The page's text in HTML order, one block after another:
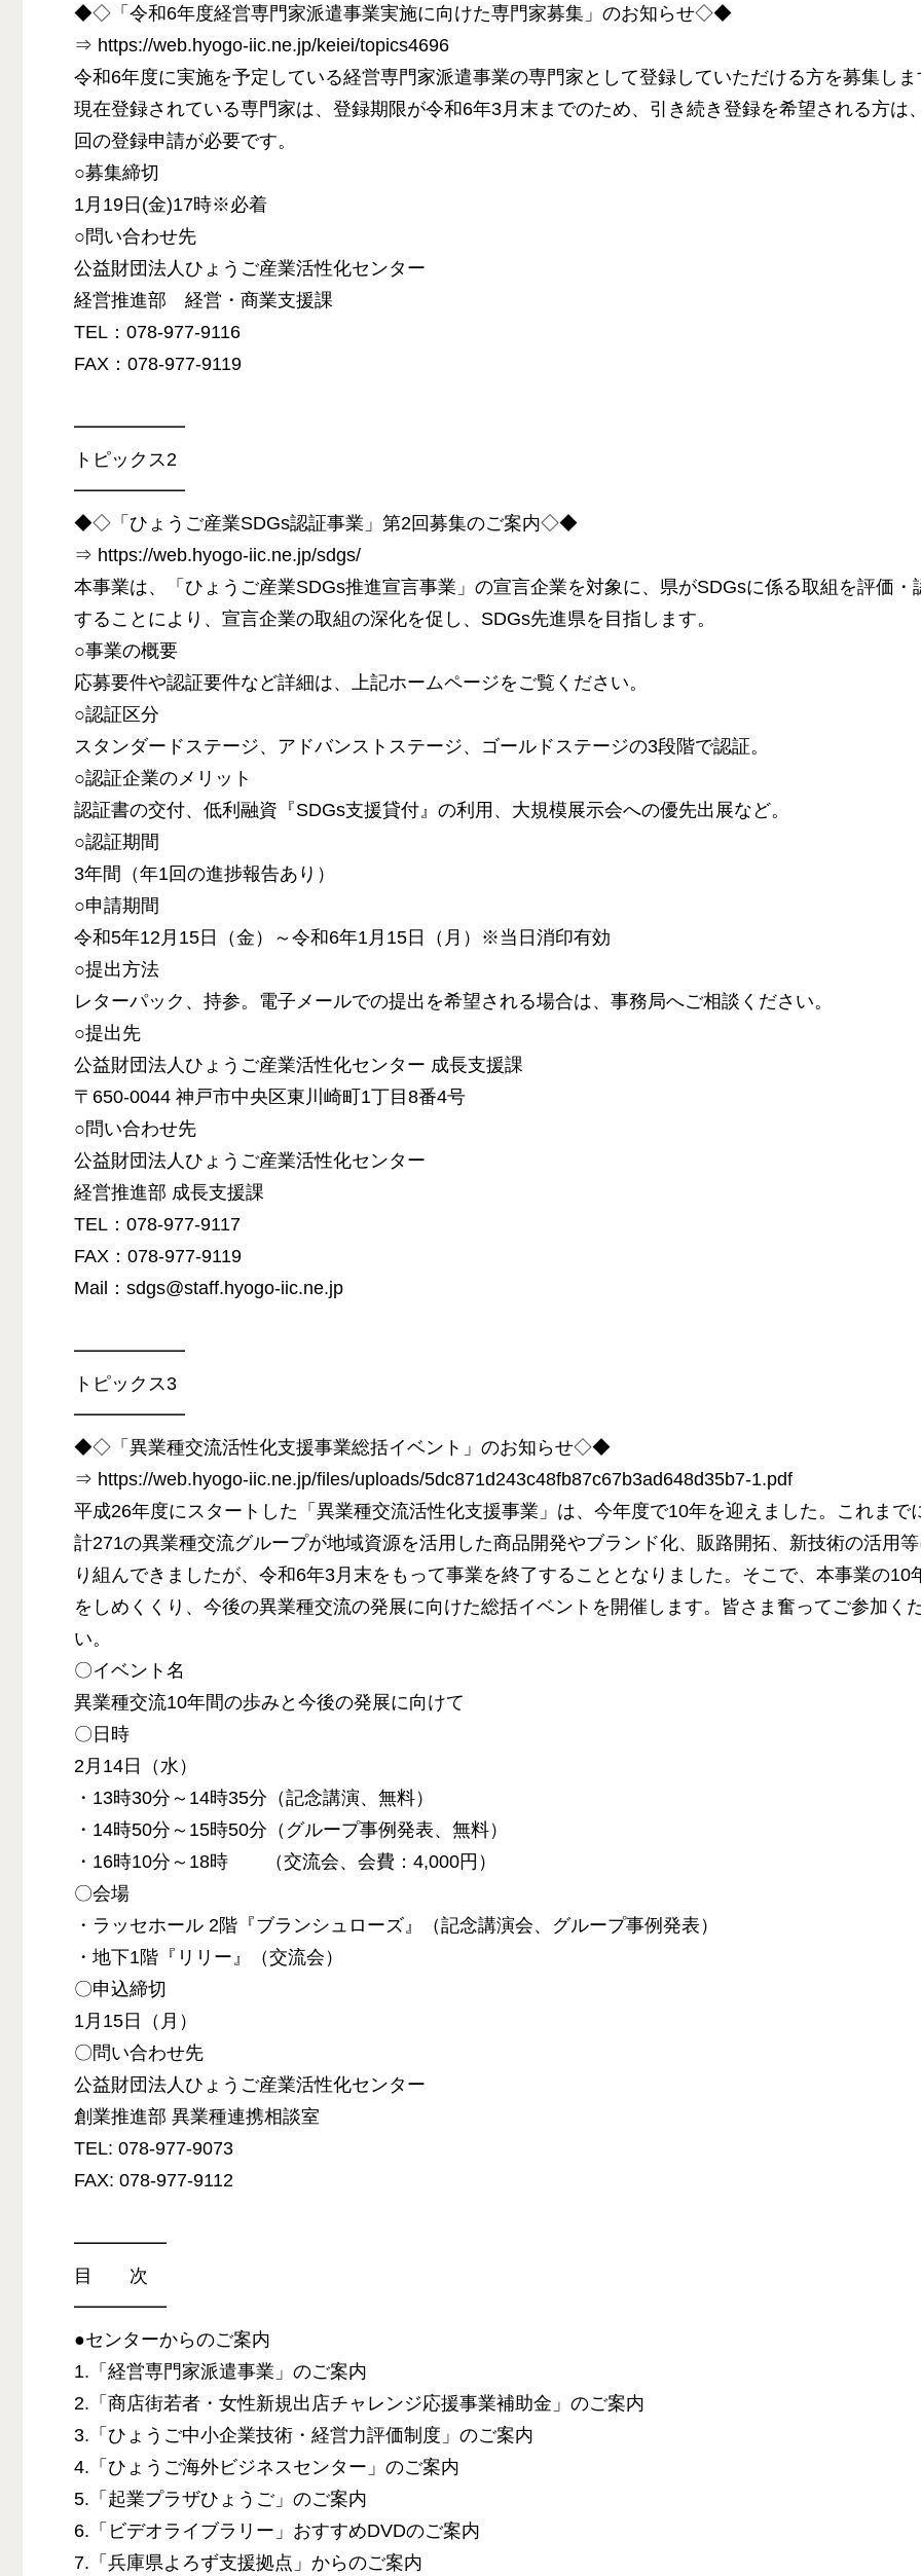
◆◇「令和6年度経営専門家派遣事業実施に向けた専門家募集」のお知らせ◇◆
⇒ https://web.hyogo-iic.ne.jp/keiei/topics4696
令和6年度に実施を予定している経営専門家派遣事業の専門家として登録していただける方を募集しま
現在登録されている専門家は、登録期限が令和6年3月末までのため、引き続き登録を希望される方は
回の登録申請が必要です。
○募集締切
1月19日(金)17時※必着
○問い合わせ先
公益財団法人ひょうご産業活性化センター
経営推進部 経営・商業支援課
TEL：078-977-9116
FAX：078-977-9119
━━━━━━
トピックス2
━━━━━━
◆◇「ひょうご産業SDGs認証事業」第2回募集のご案内◇◆
⇒ https://web.hyogo-iic.ne.jp/sdgs/
本事業は、「ひょうご産業SDGs推進宣言事業」の宣言企業を対象に、県がSDGsに係る取組を評価・
することにより、宣言企業の取組の深化を促し、SDGs先進県を目指します。
○事業の概要
応募要件や認証要件など詳細は、上記ホームページをご覧ください。
○認証区分
スタンダードステージ、アドバンストステージ、ゴールドステージの3段階で認証。
○認証企業のメリット
認証書の交付、低利融資『SDGs支援貸付』の利用、大規模展示会への優先出展など。
○認証期間
3年間（年1回の進捗報告あり）
○申請期間
令和5年12月15日（金）～令和6年1月15日（月）※当日消印有効
○提出方法
レターパック、持参。電子メールでの提出を希望される場合は、事務局へご相談ください。
○提出先
公益財団法人ひょうご産業活性化センター 成長支援課
〒650-0044 神戸市中央区東川崎町1丁目8番4号
○問い合わせ先
公益財団法人ひょうご産業活性化センター
経営推進部 成長支援課
TEL：078-977-9117
FAX：078-977-9119
Mail：sdgs@staff.hyogo-iic.ne.jp
━━━━━━
トピックス3
━━━━━━
◆◇「異業種交流活性化支援事業総括イベント」のお知らせ◇◆
⇒ https://web.hyogo-iic.ne.jp/files/uploads/5dc871d243c48fb87c67b3ad648d35b7-1.pdf
平成26年度にスタートした「異業種交流活性化支援事業」は、今年度で10年を迎えました。これまで
計271の異業種交流グループが地域資源を活用した商品開発やブランド化、販路開拓、新技術の活用
り組んできましたが、令和6年3月末をもって事業を終了することとなりました。そこで、本事業の10
をしめくくり、今後の異業種交流の発展に向けた総括イベントを開催します。皆さま奮ってご参加く
い。
〇イベント名
異業種交流10年間の歩みと今後の発展に向けて
〇日時
2月14日（水）
・13時30分～14時35分（記念講演、無料）
・14時50分～15時50分（グループ事例発表、無料）
・16時10分～18時 （交流会、会費：4,000円）
〇会場
・ラッセホール 2階『ブランシュローズ』（記念講演会、グループ事例発表）
・地下1階『リリー』（交流会）
〇申込締切
1月15日（月）
〇問い合わせ先
公益財団法人ひょうご産業活性化センター
創業推進部 異業種連携相談室
TEL: 078-977-9073
FAX: 078-977-9112
━━━━━
目 次
━━━━━
●センターからのご案内
1.「経営専門家派遣事業」のご案内
2.「商店街若者・女性新規出店チャレンジ応援事業補助金」のご案内
3.「ひょうご中小企業技術・経営力評価制度」のご案内
4.「ひょうご海外ビジネスセンター」のご案内
5.「起業プラザひょうご」のご案内
6.「ビデオライブラリー」おすすめDVDのご案内
7.「兵庫県よろず支援拠点」からのご案内